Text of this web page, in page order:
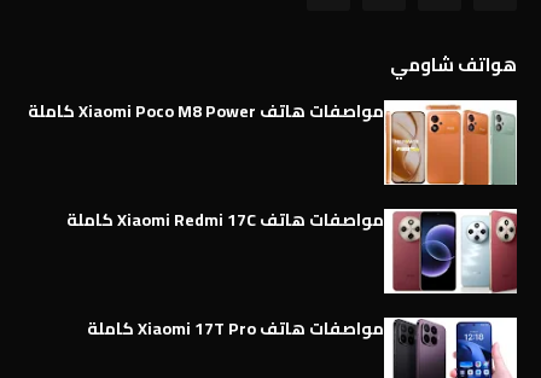
هواتف شاومي
مواصفات هاتف Xiaomi Poco M8 Power كاملة
مواصفات هاتف Xiaomi Redmi 17C كاملة
مواصفات هاتف Xiaomi 17T Pro كاملة